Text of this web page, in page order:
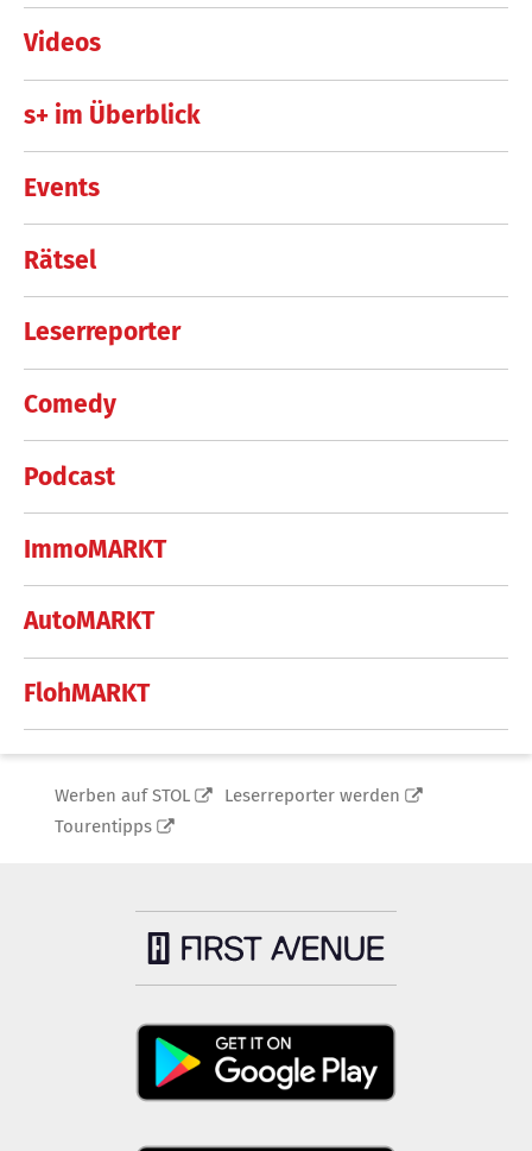
Videos
s+ im Überblick
Events
Rätsel
Leserreporter
Comedy
Podcast
ImmoMARKT
AutoMARKT
FlohMARKT
Werben auf STOL
Leserreporter werden
Tourentipps